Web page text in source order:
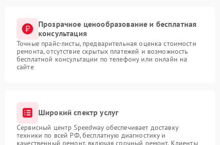
Прозрачное ценообразование и бесплатная
консультация
Точные прайс-листы, предварительная оценка стоимости
ремонта, отсутствие скрытых платежей и возможность
бесплатной консультации по телефону или онлайн на
сайте
Широкий спектр услуг
Сервисный центр Speedway обеспечивает доставку
техники по всей РФ, бесплатную диагностику и
качественный ремонт, включая срочный ремонт. Клиенты